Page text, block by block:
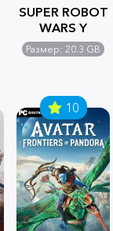
SUPER ROBOT
WARS Y
Размер: 20.3 GB
10